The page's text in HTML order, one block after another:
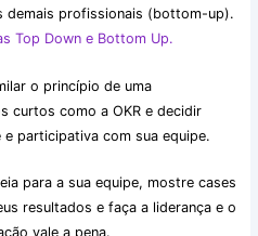
demais profissionais (bottom-up).
Top Down e Bottom Up.
o princípio de uma
curtos como a OKR e decidir
participativa com sua equipe.
para a sua equipe, mostre cases
resultados e faça a liderança e o
vale a pena.